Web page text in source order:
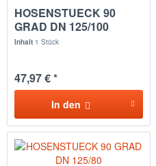
HOSENSTUECK 90
GRAD DN 125/100
Inhalt 1 Stück
47,97 € *
In den